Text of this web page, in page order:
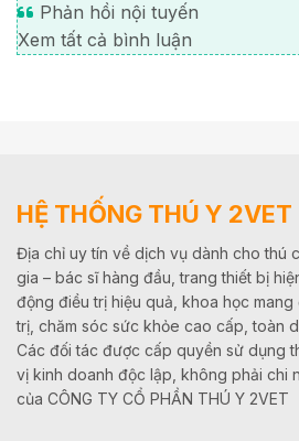
Phản hồi nội tuyến
Xem tất cả bình luận
HỆ THỐNG THÚ Y 2VET
Địa chỉ uy tín về dịch vụ dành cho thú
gia – bác sĩ hàng đầu, trang thiết bị
động điều trị hiệu quả, khoa học
trị, chăm sóc sức khỏe cao cấp, toàn
Các đối tác được cấp quyền sử dụng
vị kinh doanh độc lập, không phải chi
của CÔNG TY CỔ PHẦN THÚ Y 2VET